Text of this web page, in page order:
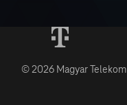
© 2026 Magyar Telekom